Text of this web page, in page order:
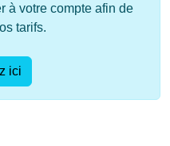
à votre compte afin de
tarifs.
ici